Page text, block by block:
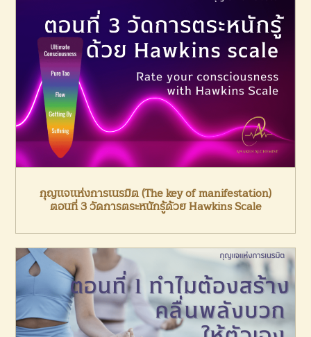
กุญแจแห่งการเนรมิต (The key of manifestation)
ตอนที่ 3 วัดการตระหนักรู้ด้วย Hawkins Scale